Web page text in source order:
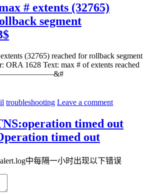
# extents (32765)
segment
(32765) reached for rollback segment
ORA 1628 Text: max # of extents reached
———————&#
troubleshooting Leave a comment
timed out
timed out
中每隔一小时出现以下错误